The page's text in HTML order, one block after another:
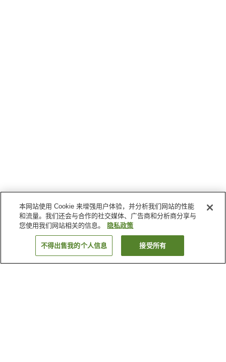
本网站使用 Cookie 来增强用户体验，并分析我们网站的性能
和流量。我们还会与合作的社交媒体、广告商和分析商分享与
您使用我们网站相关的信息。
隐私政策
不得出售我的个人信息 接受所有